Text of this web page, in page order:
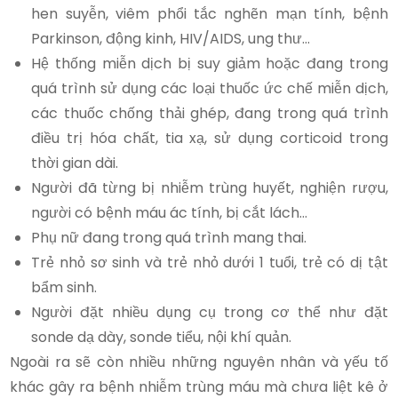
hen suyễn, viêm phổi tắc nghẽn mạn tính, bệnh
Parkinson, động kinh, HIV/AIDS, ung thư…
Hệ thống miễn dịch bị suy giảm hoặc đang trong
quá trình sử dụng các loại thuốc ức chế miễn dịch,
các thuốc chống thải ghép, đang trong quá trình
điều trị hóa chất, tia xạ, sử dụng corticoid trong
thời gian dài.
Người đã từng bị nhiễm trùng huyết, nghiện rượu,
người có bệnh máu ác tính, bị cắt lách…
Phụ nữ đang trong quá trình mang thai.
Trẻ nhỏ sơ sinh và trẻ nhỏ dưới 1 tuổi, trẻ có dị tật
bẩm sinh.
Người đặt nhiều dụng cụ trong cơ thể như đặt
sonde dạ dày, sonde tiểu, nội khí quản.
Ngoài ra sẽ còn nhiều những nguyên nhân và yếu tố
khác gây ra bệnh nhiễm trùng máu mà chưa liệt kê ở